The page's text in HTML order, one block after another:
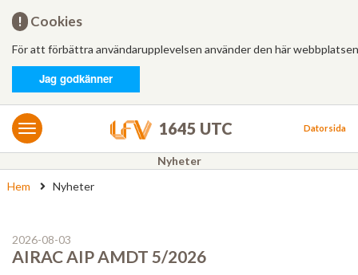
! Cookies
För att förbättra användarupplevelsen använder den här
Jag godkänner
1645 UTC Datorsida
Nyheter
Hem
Nyheter
2026-08-03
AIRAC AIP AMDT 5/2026
Hem
Logga in
MET/AIS
MET
AIS
Bulletiner
Ny